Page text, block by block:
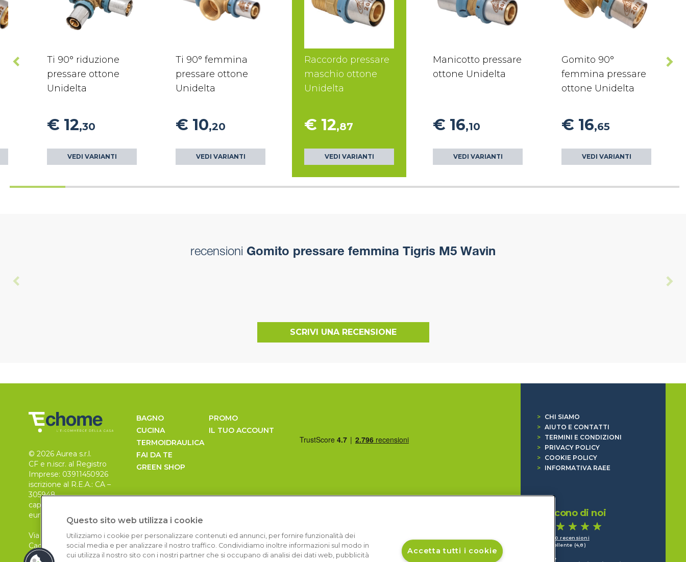
Ti 90° riduzione
pressare ottone
Unidelta
€ 12,30
VEDI VARIANTI
Ti 90° femmina
pressare ottone
Unidelta
€ 10,20
VEDI VARIANTI
Raccordo pressare
maschio ottone
Unidelta
€ 12,87
VEDI VARIANTI
Manicotto pressare
ottone Unidelta
€ 16,10
VEDI VARIANTI
Gomito 90°
femmina pressare
ottone Unidelta
€ 16,65
VEDI VARIANTI
recensioni Gomito pressare femmina Tigris M5 Wavin
SCRIVI UNA RECENSIONE
© 2026 Aurea s.r.l.
CF e n.iscr. al Registro
Imprese: 03911450926
iscrizione al R.E.A.: CA –
305948
capitale sociale 30.000
euro, i.v.
Via Pietro Leo n. 6
Cagliari
09129
BAGNO
CUCINA
TERMOIDRAULICA
FAI DA TE
GREEN SHOP
PROMO
IL TUO ACCOUNT
>
CHI SIAMO
> AIUTO E CONTATTI
>
TERMINI E CONDIZIONI
>
PRIVACY POLICY
>
COOKIE POLICY
>
INFORMATIVA RAEE
Dicono di noi
1.640 recensioni
Eccellente (4,8)
Questo sito web utilizza i cookie
Utilizziamo i cookie per personalizzare contenuti ed annunci, per fornire funzionalità dei
social media e per analizzare il nostro traffico. Condividiamo inoltre informazioni sul modo in
cui utilizza il nostro sito con i nostri partner che si occupano di analisi dei dati web, pubblicità
Accetta tutti i cookie